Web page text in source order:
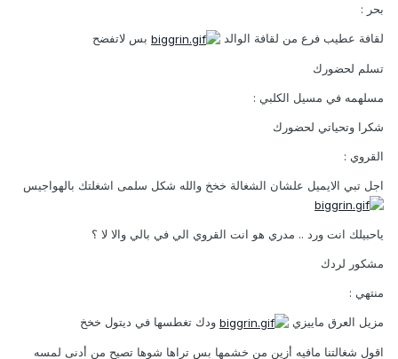
بحر :
لقافة عطيب فرع من لقافة الوالد بس لاتفضح
تسلم لحضورك
مسلهمه في مسيل الكلبي :
شكرا وتحياتي لحضورك
القروي :
اجل تبي الايميل علشان الشغالة خخخ والله شكل سلمى اشغلتك بالهواجيس
ياحبيلك انت ورد .. مدري هو انت القروي الي في بالي والا لا ؟
مشكور لردك
منتهي :
مزيل العرق ماييزي ودك تغطسها في ديتول خخخ
اقول شغالتنا مافيه أزين من خشمها بس تراها شوها تصيح من أدنى لمسه